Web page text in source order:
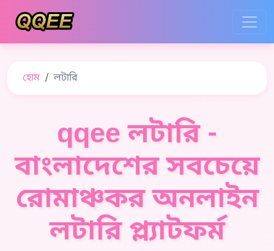
হোম লটারি
qqee লটারি -
বাংলাদেশের সবচেয়ে
রোমাঞ্চকর অনলাইন
লটারি প্ল্যাটফর্ম